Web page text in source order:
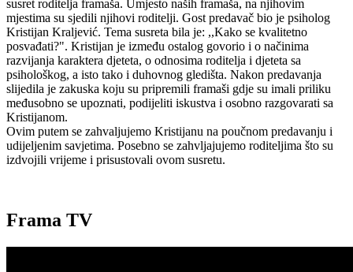
susret roditelja framaša. Umjesto naših framaša, na njihovim
mjestima su sjedili njihovi roditelji. Gost predavač bio je psiholog
Kristijan Kraljević. Tema susreta bila je: ,,Kako se kvalitetno
posvađati?". Kristijan je između ostalog govorio i o načinima
razvijanja karaktera djeteta, o odnosima roditelja i djeteta sa
psihološkog, a isto tako i duhovnog gledišta. Nakon predavanja
slijedila je zakuska koju su pripremili framaši gdje su imali priliku
međusobno se upoznati, podijeliti iskustva i osobno razgovarati sa
Kristijanom.
Ovim putem se zahvaljujemo Kristijanu na poučnom predavanju i
udijeljenim savjetima. Posebno se zahvljajujemo roditeljima što su
izdvojili vrijeme i prisustovali ovom susretu.
Frama TV